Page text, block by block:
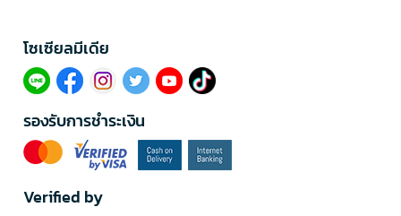
โซเซียลมีเดีย​
รองรับการชำระเงิน
Verified by